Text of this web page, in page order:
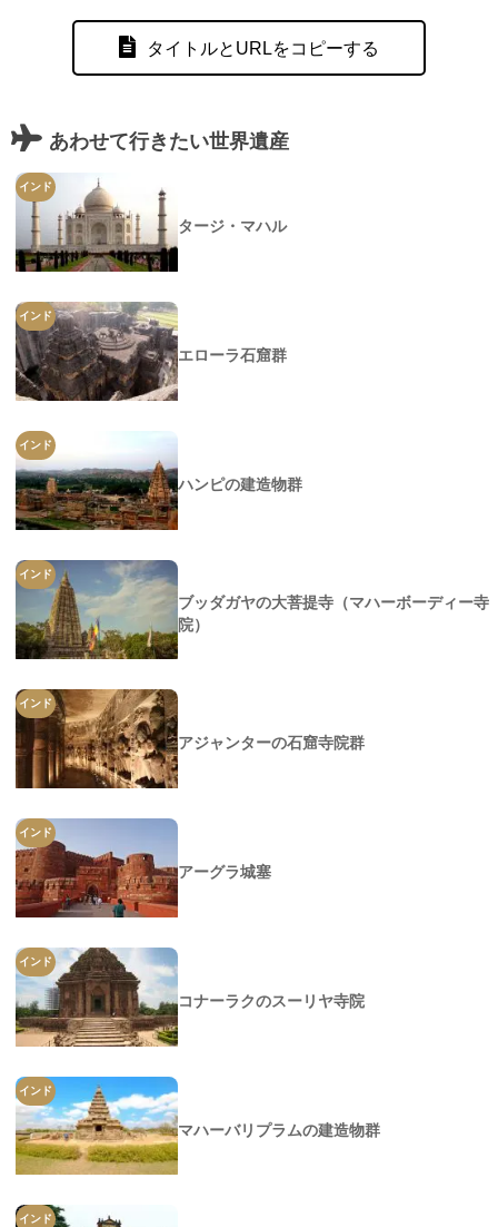
タイトルとURLをコピーする
あわせて行きたい世界遺産
インド
タージ・マハル
インド
エローラ石窟群
インド
ハンピの建造物群
インド
ブッダガヤの大菩提寺（マハーボーディー寺
院）
インド
アジャンターの石窟寺院群
インド
アーグラ城塞
インド
コナーラクのスーリヤ寺院
インド
マハーバリプラムの建造物群
インド